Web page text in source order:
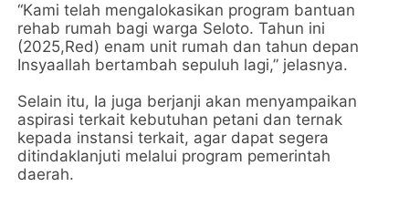
“Kami telah mengalokasikan program bantuan
rehab rumah bagi warga Seloto. Tahun ini
(2025,Red) enam unit rumah dan tahun depan
Insyaallah bertambah sepuluh lagi,” jelasnya.
Selain itu, Ia juga berjanji akan menyampaikan
aspirasi terkait kebutuhan petani dan ternak
kepada instansi terkait, agar dapat segera
ditindaklanjuti melalui program pemerintah
daerah.